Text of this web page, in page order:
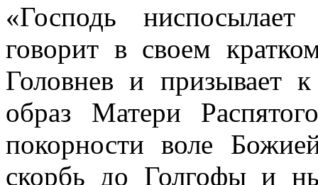
«Господь
говорит в своем
Головнев и призывает
образ Матери
покорности воле
скорбь до Голгофы и